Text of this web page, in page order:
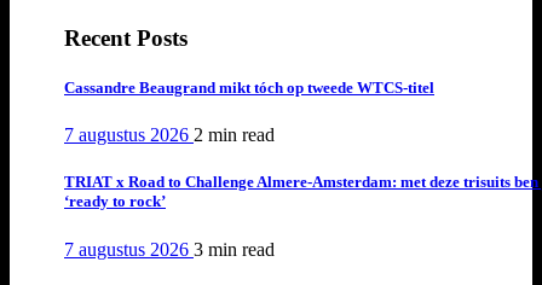
Recent Posts
Cassandre Beaugrand mikt tóch op tweede WTCS-titel
7 augustus 2026 2 min read
TRIAT x Road to Challenge Almere-Amsterdam: met deze trisuits ben
‘ready to rock’
7 augustus 2026 3 min read